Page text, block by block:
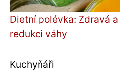
Dietní polévka: Zdravá
redukci váhy
Kuchyňáři